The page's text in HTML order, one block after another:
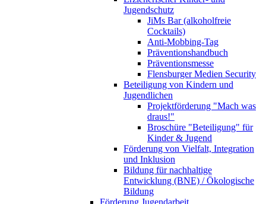
Jugendschutz
JiMs Bar (alkoholfreie
Cocktails)
Anti-Mobbing-Tag
Präventionshandbuch
Präventionsmesse
Flensburger Medien Security
Beteiligung von Kindern und
Jugendlichen
Projektförderung "Mach was
draus!"
Broschüre "Beteiligung" für
Kinder & Jugend
Förderung von Vielfalt, Integration
und Inklusion
Bildung für nachhaltige
Entwicklung (BNE) / Ökologische
Bildung
Förderung Jugendarbeit